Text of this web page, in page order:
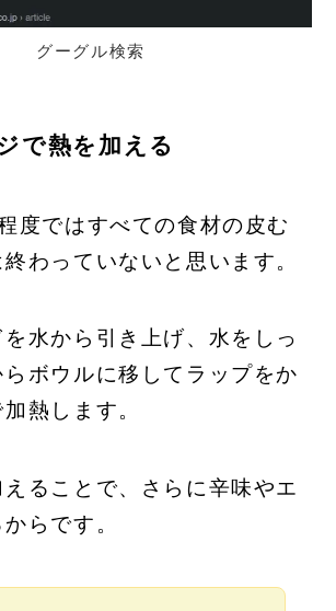
グーグル検索
で熱を加える
度ではすべての食材の皮む
わっていないと思います。
水から引き上げ、水をしっ
ボウルに移してラップをか
熱します。
ることで、さらに辛味やエ
らです。